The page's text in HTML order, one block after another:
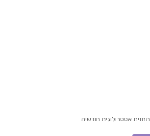
תחזית אסטרולוגית חודשית